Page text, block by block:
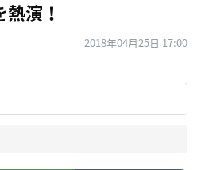
演！
2018年04月25日 17:00